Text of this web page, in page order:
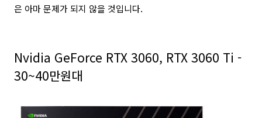
은 아마 문제가 되지 않을 것입니다.
Nvidia GeForce RTX 3060, RTX 3060 Ti -
30~40만원대